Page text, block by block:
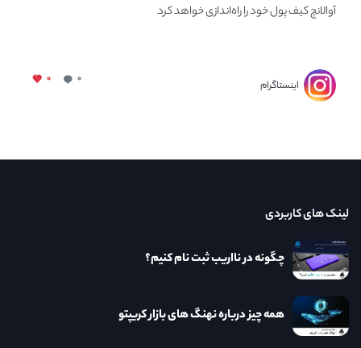
آوالانچ کیف پول خود را راه‌اندازی خواهد کرد
اینستاگرام ۰ ۰
لینک های کاربردی
چگونه در نااریب ثبت نام کنیم؟
همه چیز درباره نهنگ های بازار کریپتو